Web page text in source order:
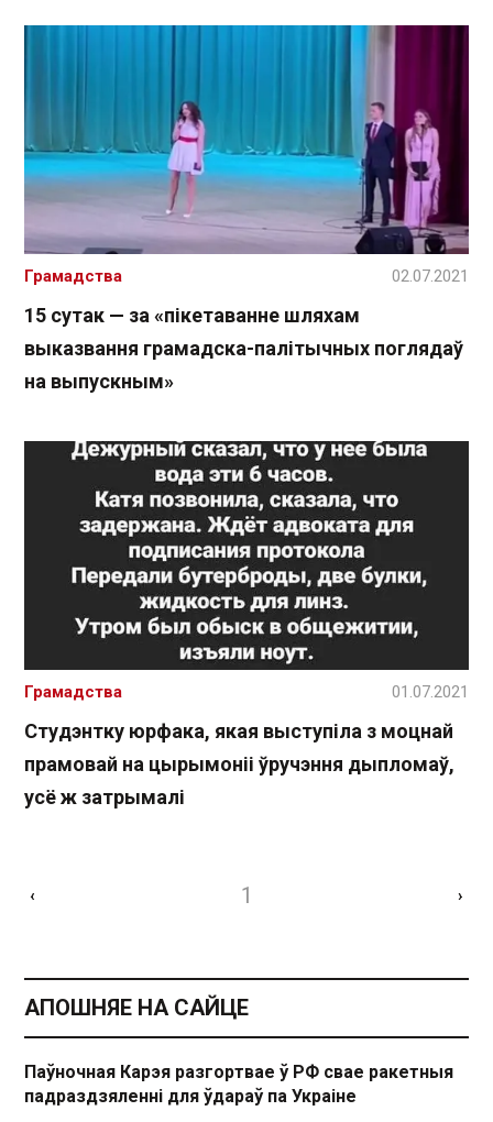
15 сутак — за «пікетаванне шляхам
выказвання грамадска-палітычных поглядаў
на выпускным»
Грамадства 02.07.2021
Студэнтку юрфака, якая выступіла з моцнай
прамовай на цырымоніі ўручэння дыпломаў,
усё ж затрымалі
Грамадства 01.07.2021
‹ 1 ›
АПОШНЯЕ НА САЙЦЕ
Паўночная Карэя разгортвае ў РФ свае ракетныя
падраздзяленні для ўдараў па Украіне